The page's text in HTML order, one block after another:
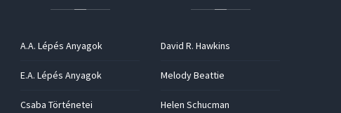
A.A. Lépés Anyagok
E.A. Lépés Anyagok
Csaba Történetei
David R. Hawkins
Melody Beattie
Helen Schucman